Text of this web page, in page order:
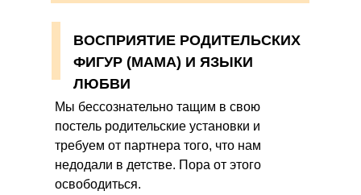
Мы бессознательно тащим в свою
постель родительские установки и
требуем от партнера того, что нам
недодали в детстве. Пора от этого
освободиться.
ВОСПРИЯТИЕ РОДИТЕЛЬСКИХ
ФИГУР (МАМА) И ЯЗЫКИ
ЛЮБВИ